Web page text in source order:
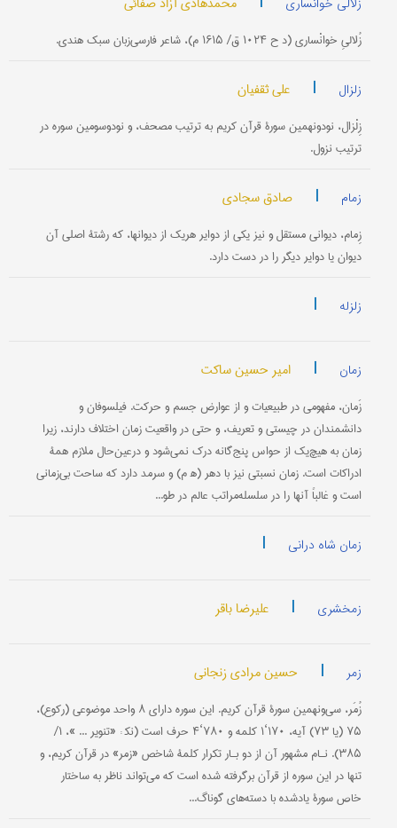
زُلالیِ خوانْساری (د ح ۱۰۲۴ ق/ ۱۶۱۵ م)، شاعر فارسی‌زبان سبک هندی.
زلزال | علی ثقفیان
زِلْزال، نودونهمین سورۀ قرآن کریم به ترتیب مصحف، و نودوسومین سوره در
ترتیب نزول.
زمام | صادق سجادی
زِمام، دیوانی مستقل و نیز یکی از دوایر هریک از دیوانها، که رشتۀ اصلی آن
دیوان یا دوایر دیگر را در دست دارد.
زلزله |
زمان | امیر حسین ساکت
زَمان، مفهومی در طبیعیات و از عوارض جسم و حرکت. فیلسوفان و
دانشمندان در چیستی و تعریف، و حتى در واقعیت زمان اختلاف دارند، زیرا
زمان به هیچ‌یک از حواس پنج‌گانه درک نمی‌شود و درعین‌حال ملازم همۀ
ادراکات است. زمان نسبتی نیز با دهر (ه‍ م) و سرمد دارد که ساحت بی‌زمانی
است و غالباً آنها را در سلسله‌مراتب عالم در طو...
زمان شاه درانی |
زمخشری | علیرضا باقر
زمر | حسین مرادی زنجانی
زُمَر، سی‌ونهمین سورۀ قرآن کریم. این سوره دارای ۸ واحد موضوعی (ركوع)،
۷۵ (یا ۷۳) آیه، ۱۷۰‘۱ كلمه و ۷۸۰‘۴ حرف است (نک‍ : «تنویر ... »، ۱/
۳۸۵). نـام مشهور آن از دو بـار تکرار كلمۀ شاخص «زمر‌» در قرآن‌ کریم، و
تنها در اين‌ سوره از قرآن برگرفته شده است که می‌تواند ناظر به ساختار
خاص سورۀ یادشده با دسته‌های گوناگ...